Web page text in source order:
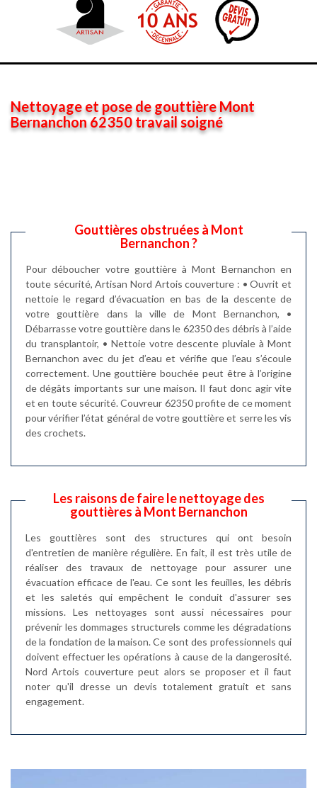
Nettoyage et pose de gouttière Mont
Bernanchon 62350 travail soigné
Gouttières obstruées à Mont
Bernanchon ?
Pour déboucher votre gouttière à Mont Bernanchon en
toute sécurité, Artisan Nord Artois couverture : • Ouvrit et
nettoie le regard d’évacuation en bas de la descente de
votre gouttière dans la ville de Mont Bernanchon, •
Débarrasse votre gouttière dans le 62350 des débris à l’aide
du transplantoir, • Nettoie votre descente pluviale à Mont
Bernanchon avec du jet d’eau et vérifie que l’eau s’écoule
correctement. Une gouttière bouchée peut être à l’origine
de dégâts importants sur une maison. Il faut donc agir vite
et en toute sécurité. Couvreur 62350 profite de ce moment
pour vérifier l’état général de votre gouttière et serre les vis
des crochets.
Les raisons de faire le nettoyage des
gouttières à Mont Bernanchon
Les gouttières sont des structures qui ont besoin
d'entretien de manière régulière. En fait, il est très utile de
réaliser des travaux de nettoyage pour assurer une
évacuation efficace de l'eau. Ce sont les feuilles, les débris
et les saletés qui empêchent le conduit d'assurer ses
missions. Les nettoyages sont aussi nécessaires pour
prévenir les dommages structurels comme les dégradations
de la fondation de la maison. Ce sont des professionnels qui
doivent effectuer les opérations à cause de la dangerosité.
Nord Artois couverture peut alors se proposer et il faut
noter qu'il dresse un devis totalement gratuit et sans
engagement.